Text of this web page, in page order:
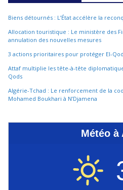
Biens détournés : L’État accélère la
Allocation touristique : Le ministère des
annulation des nouvelles mesures
3 actions prioritaires pour protéger El-
Attaf multiplie les tête-à-tête
Qods
Algérie-Tchad : Le renforcement de la
Mohamed Boukhari à N’Djamena
Météo à